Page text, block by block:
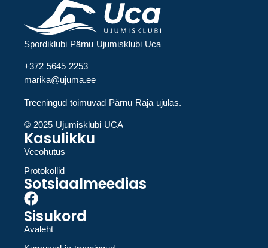
Spordiklubi Pärnu Ujumisklubi Uca
+372 5645 2253
marika@ujuma.ee
Treeningud toimuvad Pärnu Raja ujulas.
© 2025 Ujumisklubi UCA
Kasulikku
Veeohutus
Protokollid
Sotsiaalmeedias
Sisukord
Avaleht